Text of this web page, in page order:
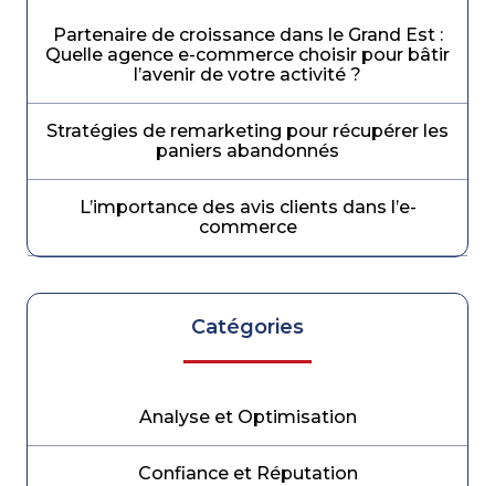
Partenaire de croissance dans le Grand Est :
Quelle agence e-commerce choisir pour bâtir
l’avenir de votre activité ?
Stratégies de remarketing pour récupérer les
paniers abandonnés
L’importance des avis clients dans l’e-
commerce
Catégories
Analyse et Optimisation
Confiance et Réputation